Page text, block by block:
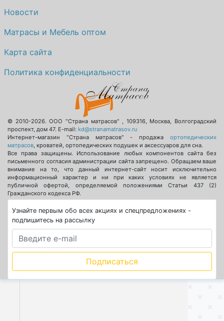
Новости
Матрасы и Мебель оптом
Карта сайта
Политика конфиденциальности
© 2010-2026.ООО "Страна матрасов" 109316, Москва
Волгоградский
проспект, дом 47. E-mail: kd@stranamatrasov.ru
Интернет-магазин "Страна матрасов" - продажа ортопедических
матрасов , кроватей, ортопедических подушек и аксессуаров для сна.
Все права защищены. Использование любых компонентов сайта без
письменного согласия администрации сайта запрещено. Обращаем ваше
внимание на то, что данный интернет-сайт носит исключительно
информационный характер и ни при каких условиях не является
публичной офертой, определяемой положениями Статьи 437 (2)
Гражданского кодекса РФ.
Узнайте первым обо всех акциях и спецпредложениях -
подпишитесь на рассылку